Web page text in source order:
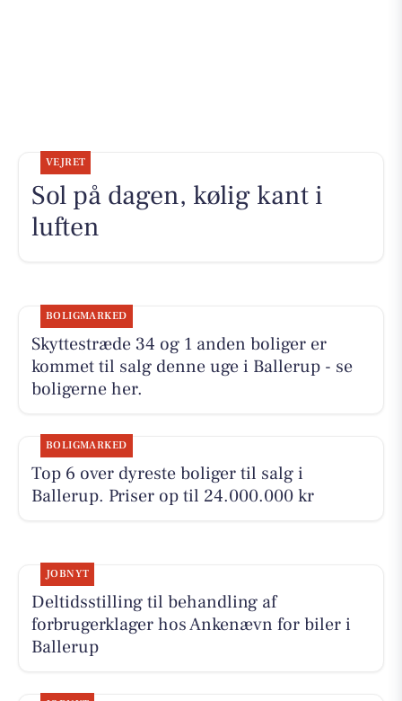
VEJRET
Sol på dagen, kølig kant i
luften
BOLIGMARKED
Skyttestræde 34 og 1 anden boliger er
kommet til salg denne uge i Ballerup - se
boligerne her.
BOLIGMARKED
Top 6 over dyreste boliger til salg i
Ballerup. Priser op til 24.000.000 kr
JOBNYT
Deltidsstilling til behandling af
forbrugerklager hos Ankenævn for biler i
Ballerup